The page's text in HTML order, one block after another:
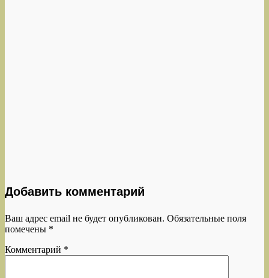
Добавить комментарий
Ваш адрес email не будет опубликован. Обязательные поля
помечены *
Комментарий *